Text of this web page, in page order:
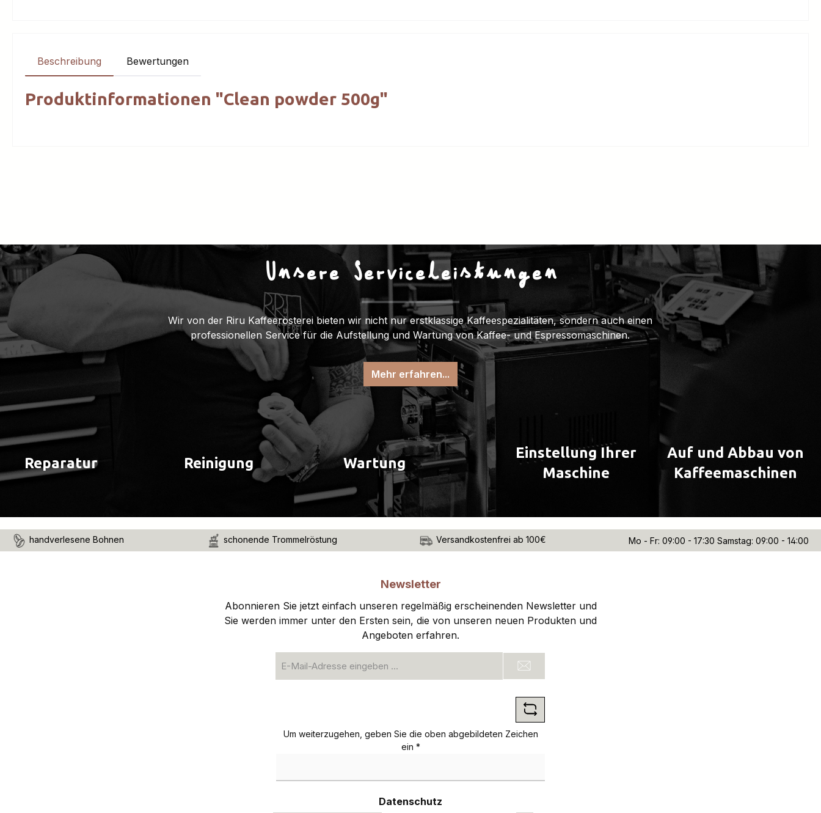
Beschreibung Bewertungen
Produktinformationen "Clean powder 500g"
Unsere Serviceleistungen
Wir von der Riru Kaffeerösterei bieten wir nicht nur erstklassige Kaffeespezialitäten, sondern auch einen
professionellen Service für die Aufstellung und Wartung von Kaffee- und Espressomaschinen.
Mehr erfahren...
Reparatur Reinigung Wartung
Einstellung Ihrer
Maschine
Auf und Abbau von
Kaffeemaschinen
handverlesene Bohnen schonende Trommelröstung Versandkostenfrei ab 100€ Mo - Fr: 09:00 - 17:30 Samstag: 09:00 - 14:00
Newsletter
Abonnieren Sie jetzt einfach unseren regelmäßig erscheinenden Newsletter und
Sie werden immer unter den Ersten sein, die von unseren neuen Produkten und
Angeboten erfahren.
Mail-
Um weiterzugehen, geben Sie die oben abgebildeten Zeichen
ein *
Datenschutz